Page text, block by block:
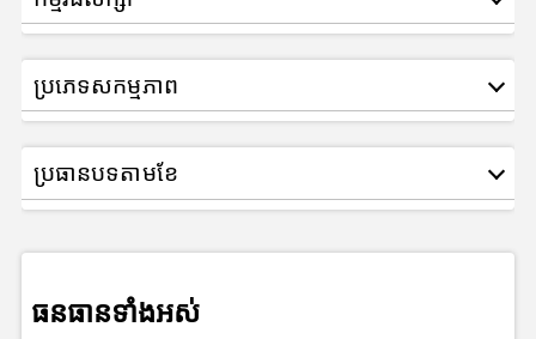
ប្រភេទសកម្មភាព
ប្រធានបទតាមខែ
ធនធានទាំងអស់